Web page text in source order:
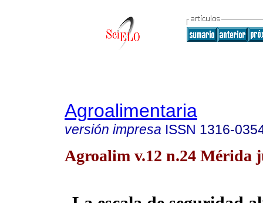
Agroalimentaria
versión impresa ISSN 1316-
Agroalim v.12 n.24 Mérida